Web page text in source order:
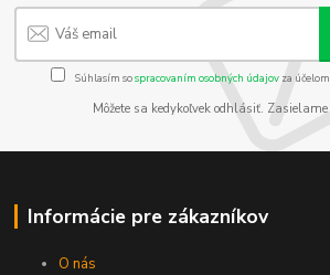
Súhlasím sospracovaním osobných údajov za
Môžete sa kedykoľvek odhlásiť.
Informácie pre zákazníkov
O nás